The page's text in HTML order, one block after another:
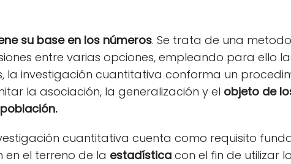
su base en los números. Se trata de una
entre varias opciones, empleando para ello
la investigación cuantitativa conforma un
la asociación, la generalización y el objeto de
cuantitativa cuenta como requisito
en el terreno de la estadística con el fin de utilizar